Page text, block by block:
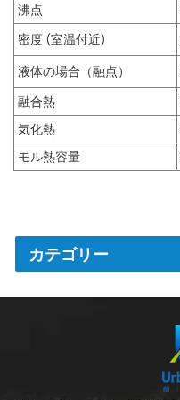
沸点
密度 (室温付近)
液体の場合（融点）
融合熱
気化熱
モル熱容量
カテゴリー